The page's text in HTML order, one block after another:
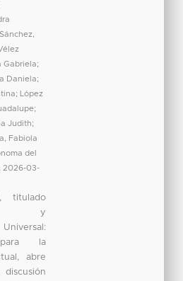
Gabriela;
Daniela;
;
López
;
Judith;
Fabiola
del
2026-03-
titulado
y
la
abre